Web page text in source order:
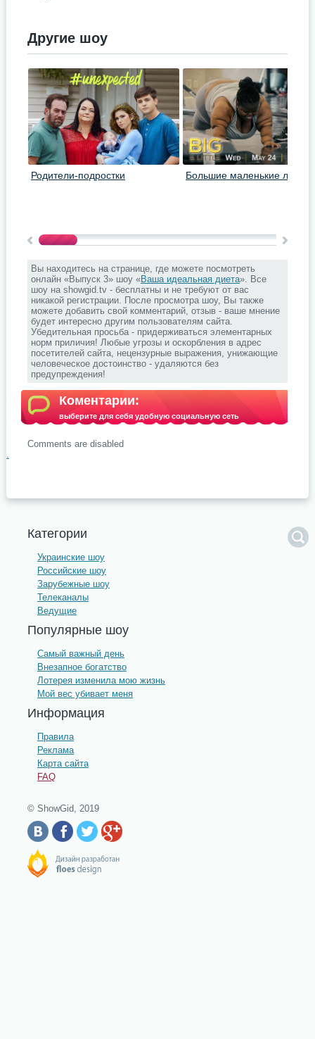
Другие шоу
Родители-подростки Большие маленькие люди
Вы находитесь на странице, где можете посмотреть
онлайн «Выпуск 3» шоу «Ваша идеальная диета». Все
шоу на showgid.tv - бесплатны и не требуют от вас
никакой регистрации. После просмотра шоу, Вы также
можете добавить свой комментарий, отзыв - ваше мнение
будет интересно другим пользователям сайта.
Убедительная просьба - придерживаться элементарных
норм приличия! Любые угрозы и оскорбления в адрес
посетителей сайта, нецензурные выражения, унижающие
человеческое достоинство - удаляются без
предупреждения!
Коментарии:
выберите для себя удобную социальную сеть
Comments are disabled
.
Категории
Украинские шоу
Российские шоу
Зарубежные шоу
Телеканалы
Ведущие
Популярные шоу
Самый важный день
Внезапное богатство
Лотерея изменила мою жизнь
Мой вес убивает меня
Информация
Правила
Реклама
Карта сайта
FAQ
© ShowGid, 2019